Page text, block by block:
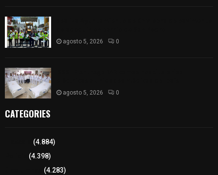
agosto 5, 2026 0
agosto 5, 2026 0
CATEGORIES
(4.884)
(4.398)
(4.283)